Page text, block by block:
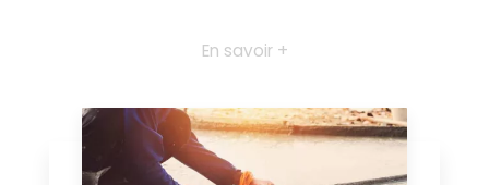
En savoir +